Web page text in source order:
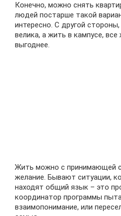
Конечно, можно снять
людей постарше такой
интересно. С другой
велика, а жить в кампусе, все
выгоднее.
Жить можно с принимающей
желание. Бывают ситуации,
находят общий язык – это
координатор программы
взаимопонимание, или